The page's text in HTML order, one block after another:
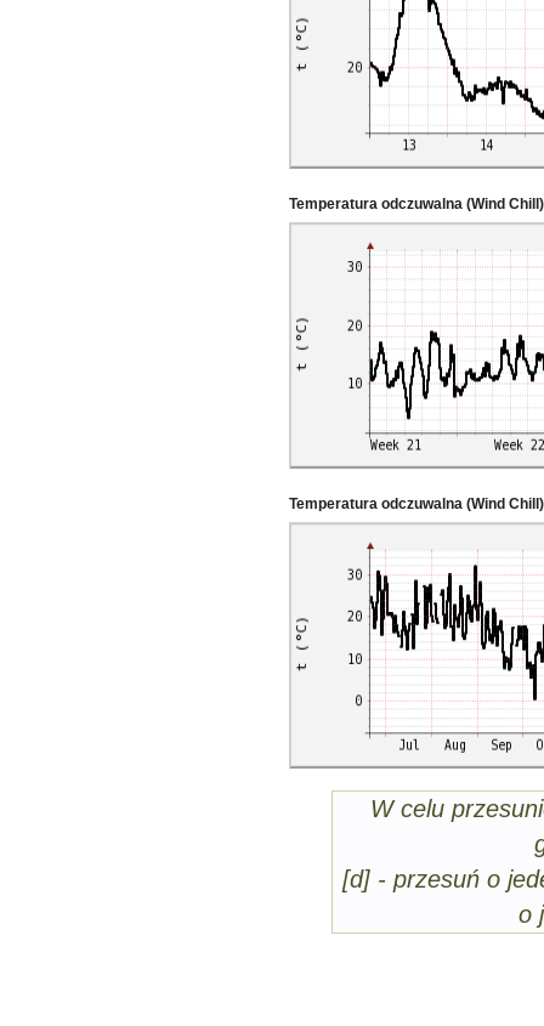
Temperatura odczuwalna (Wind
Temperatura odczuwalna (Wind
W celu
[d] - przesuń o
o